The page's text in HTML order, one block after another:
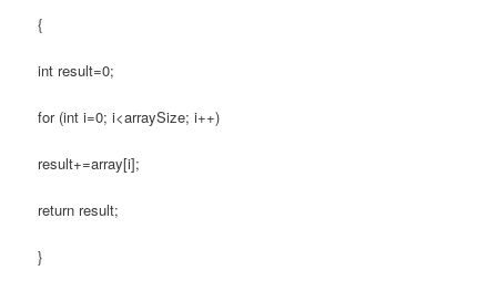
{
int result=0;
for (int i=0; i<arraySize; i++)
result+=array[i];
return result;
}